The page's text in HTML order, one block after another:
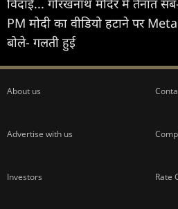
PM मोदी का वीडियो हटाने पर
बोले- गलती हुई
About us
Advertise with us
Investors Rate